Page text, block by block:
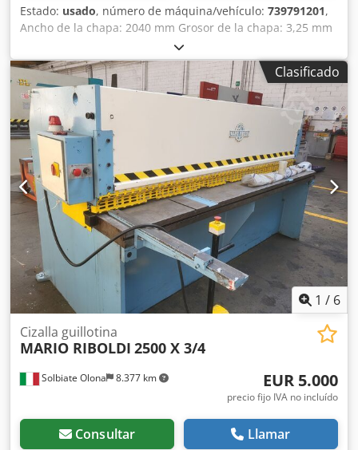
Estado: usado, número de máquina/vehículo: 739791201,
Ancho de la chapa: 2040 mm Grosor de la chapa: 3,25 mm
Distancia entre soportes: 2200 mm Potencia total
requerida: 7,5 kW Espacio requerido, aproximadamente:
2,55 x 2,3 x 1,4 m Dodpecxxtysfx Ai Ejkr - Tope trasero -
brazos de apoyo delanteros - botón de parada de
emergencia - interruptor de pedal - contador de piezas
Clasificado
1 / 6
Solbiate Olona 8.377 km
Cizalla guillotina
MARIO RIBOLDI 2500 X 3/4
EUR 5.000
precio fijo IVA no incluído
Consultar Llamar